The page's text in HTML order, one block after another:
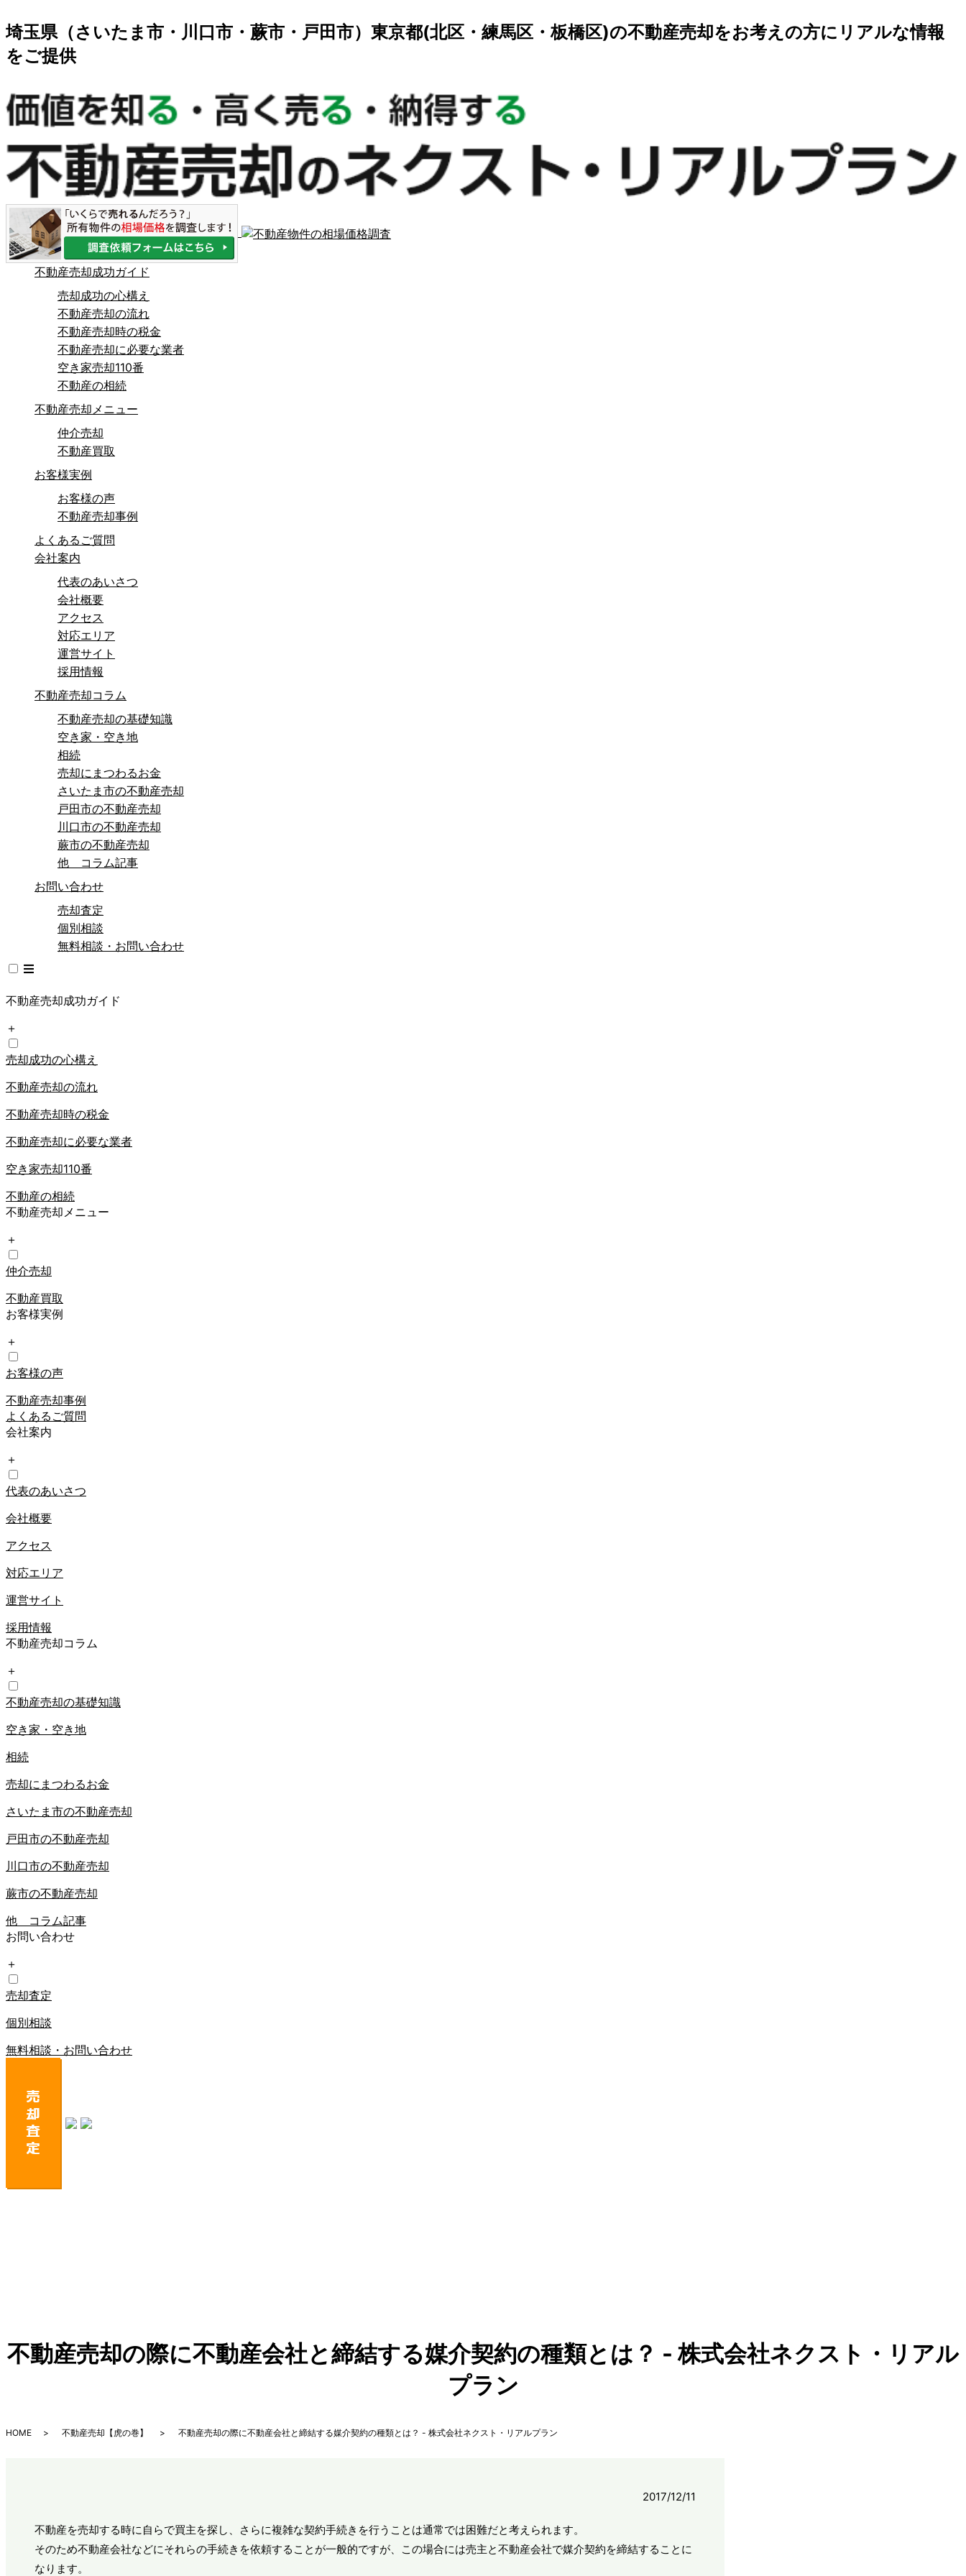
埼玉県（さいたま市・川口市・蕨市・戸田市）東京都(北区・練馬区・板橋区)の不動産売却をお考えの方にリアルな情報
をご提供
不動産売却成功ガイド
売却成功の心構え
不動産売却の流れ
不動産売却時の税金
不動産売却に必要な業者
空き家売却110番
不動産の相続
不動産売却メニュー
仲介売却
不動産買取
お客様実例
お客様の声
不動産売却事例
よくあるご質問
会社案内
代表のあいさつ
会社概要
アクセス
対応エリア
運営サイト
採用情報
不動産売却コラム
不動産売却の基礎知識
空き家・空き地
相続
売却にまつわるお金
さいたま市の不動産売却
戸田市の不動産売却
川口市の不動産売却
蕨市の不動産売却
他 コラム記事
お問い合わせ
売却査定
個別相談
無料相談・お問い合わせ
不動産売却成功ガイド
＋
売却成功の心構え
不動産売却の流れ
不動産売却時の税金
不動産売却に必要な業者
空き家売却110番
不動産の相続
不動産売却メニュー
＋
仲介売却
不動産買取
お客様実例
＋
お客様の声
不動産売却事例
よくあるご質問
会社案内
＋
代表のあいさつ
会社概要
アクセス
対応エリア
運営サイト
採用情報
不動産売却コラム
＋
不動産売却の基礎知識
空き家・空き地
相続
売却にまつわるお金
さいたま市の不動産売却
戸田市の不動産売却
川口市の不動産売却
蕨市の不動産売却
他 コラム記事
お問い合わせ
＋
売却査定
個別相談
無料相談・お問い合わせ
不動産売却の際に不動産会社と締結する媒介契約の種類とは？ - 株式会社ネクスト・リアル
プラン
HOME 不動産売却【虎の巻】 不動産売却の際に不動産会社と締結する媒介契約の種類とは？ - 株式会社ネクスト・リアルプラン
2017/12/11
不動産を売却する時に自らで買主を探し、さらに複雑な契約手続きを行うことは通常では困難だと考えられます。
そのため不動産会社などにそれらの手続きを依頼することが一般的ですが、この場合には売主と不動産会社で媒介契約を締結することに
なります。